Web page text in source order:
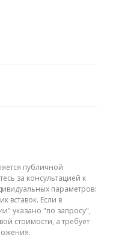
публичной
за консультацией к
параметров:
вставок. Если в
указано "по запросу",
стоимости, а требует